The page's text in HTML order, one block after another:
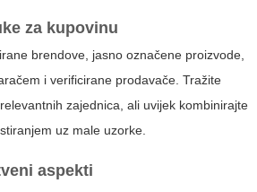
za kupovinu
brendove, jasno označene proizvode,
i verificirane prodavače. Tražite
zajednica, ali uvijek kombinirajte
uz male uzorke.
aspekti